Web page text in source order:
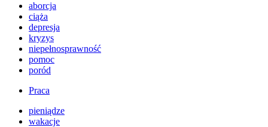
aborcja
ciąża
depresja
kryzys
niepełnosprawność
pomoc
poród
Praca
pieniądze
wakacje